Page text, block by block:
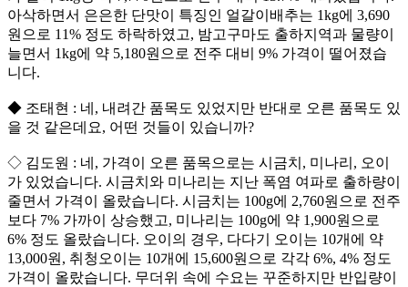
아삭하면서 은은한 단맛이 특징인 얼갈이배추는 1kg에 3,690
원으로 11% 정도 하락하였고, 밤고구마도 출하지역과 물량이
늘면서 1kg에 약 5,180원으로 전주 대비 9% 가격이 떨어졌습
니다.
◆ 조태현 : 네, 내려간 품목도 있었지만 반대로 오른 품목도 있
을 것 같은데요, 어떤 것들이 있습니까?
◇ 김도원 : 네, 가격이 오른 품목으로는 시금치, 미나리, 오이
가 있었습니다. 시금치와 미나리는 지난 폭염 여파로 출하량이
줄면서 가격이 올랐습니다. 시금치는 100g에 2,760원으로 전주
보다 7% 가까이 상승했고, 미나리는 100g에 약 1,900원으로
6% 정도 올랐습니다. 오이의 경우, 다다기 오이는 10개에 약
13,000원, 취청오이는 10개에 15,600원으로 각각 6%, 4% 정도
가격이 올랐습니다. 무더위 속에 수요는 꾸준하지만 반입량이